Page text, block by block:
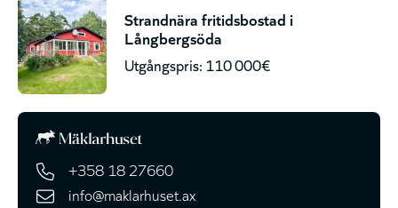
Strandnära fritidsbostad i
Långbergsöda
Utgångspris: 110 000€
+358 18 27660
info@maklarhuset.ax